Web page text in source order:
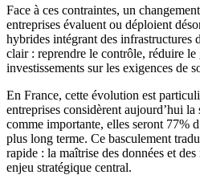
Face à ces contraintes, un
entreprises évaluent ou déploient
hybrides intégrant des infrastructures
clair : reprendre le contrôle, réduire le
investissements sur les exigences de
En France, cette évolution est
entreprises considèrent aujourd’hui
comme importante, elles seront 77%
plus long terme. Ce basculement
rapide : la maîtrise des données et
enjeu stratégique central.